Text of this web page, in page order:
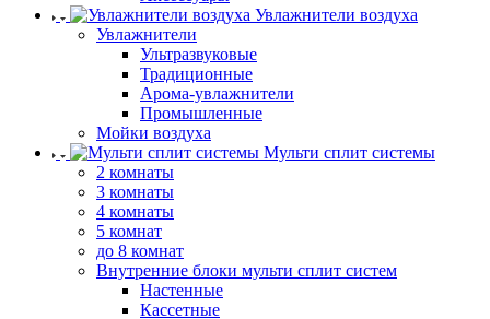
Увлажнители воздуха
Увлажнители
Ультразвуковые
Традиционные
Арома-увлажнители
Промышленные
Мойки воздуха
Мульти сплит системы
2 комнаты
3 комнаты
4 комнаты
5 комнат
до 8 комнат
Внутренние блоки мульти сплит систем
Настенные
Кассетные